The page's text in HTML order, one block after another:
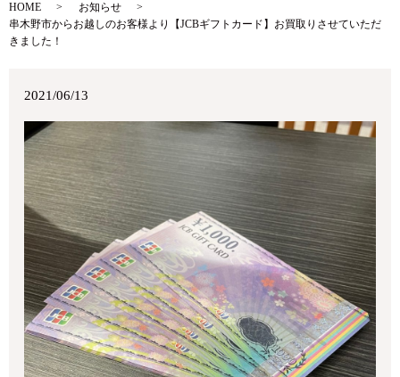
HOME
お知らせ
串木野市からお越しのお客様より【JCBギフトカード】お買取りさせていただ
きました！
2021/06/13